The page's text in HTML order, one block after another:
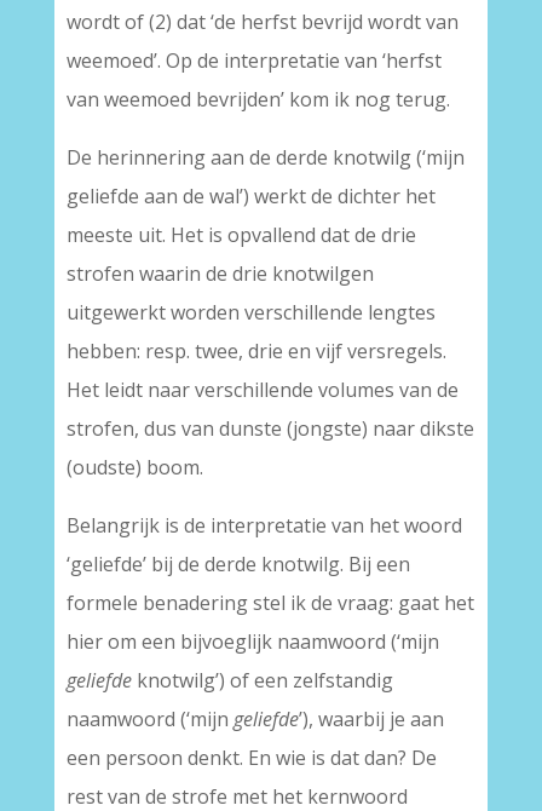
wordt of (2) dat ‘de herfst bevrijd wordt van
weemoed’. Op de interpretatie van ‘herfst
van weemoed bevrijden’ kom ik nog terug.
De herinnering aan de derde knotwilg (‘mijn
geliefde aan de wal’) werkt de dichter het
meeste uit. Het is opvallend dat de drie
strofen waarin de drie knotwilgen
uitgewerkt worden verschillende lengtes
hebben: resp. twee, drie en vijf versregels.
Het leidt naar verschillende volumes van de
strofen, dus van dunste (jongste) naar dikste
(oudste) boom.
Belangrijk is de interpretatie van het woord
‘geliefde’ bij de derde knotwilg. Bij een
formele benadering stel ik de vraag: gaat het
hier om een bijvoeglijk naamwoord (‘mijn
geliefdeknotwilg’) of een zelfstandig
naamwoord (‘mijn geliefde’), waarbij je aan
een persoon denkt. En wie is dat dan? De
rest van de strofe met het kernwoord